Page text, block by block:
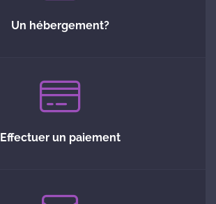
Un hébergement?
Effectuer un paiement